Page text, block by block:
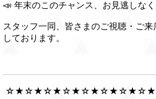
📣 年末のこのチャンス、お見逃しなく
スタッフ一同、皆さまのご視聴・ご
しております。